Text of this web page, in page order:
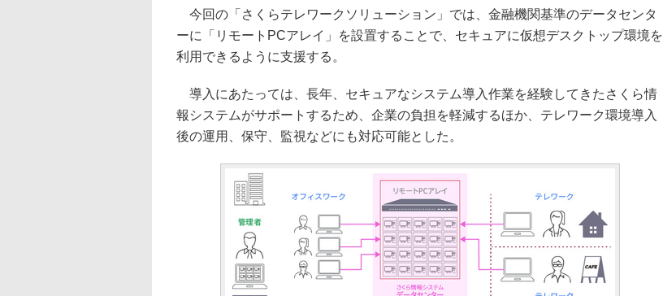
今回の「さくらテレワークソリューション」では、金融機関基準のデータセンタ
ーに「リモートPCアレイ」を設置することで、セキュアに仮想デスクトップ環境を
利用できるように支援する。
導入にあたっては、長年、セキュアなシステム導入作業を経験してきたさくら情
報システムがサポートするため、企業の負担を軽減するほか、テレワーク環境導入
後の運用、保守、監視などにも対応可能とした。